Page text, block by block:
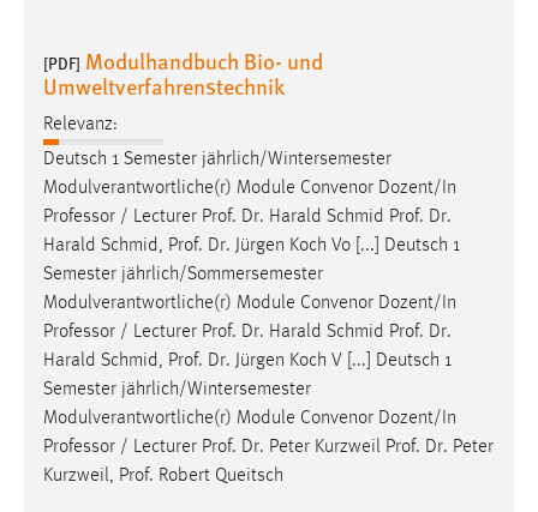
[PDF] Modulhandbuch Bio- und
Umweltverfahrenstechnik
Relevanz:
Deutsch 1 Semester jährlich/Wintersemester
Modulverantwortliche(r) Module Convenor Dozent/In
Professor / Lecturer Prof. Dr. Harald Schmid Prof. Dr.
Harald Schmid, Prof. Dr. Jürgen Koch Vo [...] Deutsch 1
Semester jährlich/Sommersemester
Modulverantwortliche(r) Module Convenor Dozent/In
Professor / Lecturer Prof. Dr. Harald Schmid Prof. Dr.
Harald Schmid, Prof. Dr. Jürgen Koch V [...] Deutsch 1
Semester jährlich/Wintersemester
Modulverantwortliche(r) Module Convenor Dozent/In
Professor / Lecturer Prof. Dr. Peter Kurzweil Prof. Dr. Peter
Kurzweil, Prof. Robert Queitsch